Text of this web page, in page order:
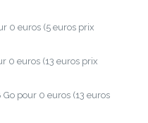
0 euros (5 euros prix
0 euros (13 euros prix
pour 0 euros (13 euros